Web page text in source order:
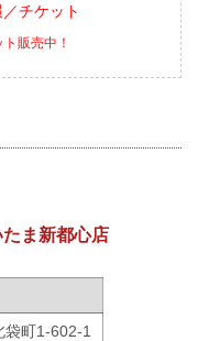
チケット
販売中！
ま新都心店
袋町1-602-1